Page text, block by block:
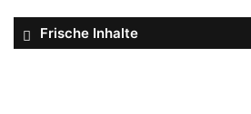
Frische Inhalte